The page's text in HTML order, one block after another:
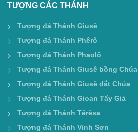
TƯỢNG CÁC THÁNH
Tượng đá Thánh Giusê
Tượng đá Thánh Phêrô
Tượng đá Thánh Phaolô
Tượng đá Thánh Giusê bồng Chúa
Tượng đá Thánh Giusê dắt Chúa
Tượng đá Thánh Gioan Tẩy Giả
Tượng đá Thánh Têrêsa
Tượng đá Thánh Vinh Sơn